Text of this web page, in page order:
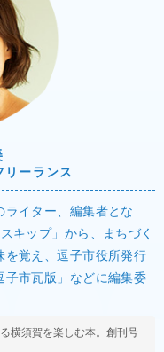
リーランス
イター、編集者とな
キップ」から、まちづく
を覚え、逗子市役所発行
子市瓦版」などに編集委
横須賀を楽しむ本。創刊号